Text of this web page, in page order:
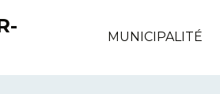
MUNICIPALITÉ